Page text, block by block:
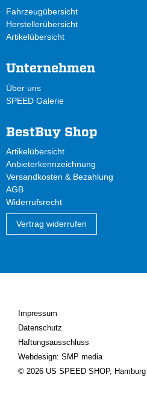
Fahrzeugübersicht
Herstellerübersicht
Artikelübersicht
Unternehmen
Über uns
SPEED Galerie
BestBuy Shop
Artikelübersicht
Anbieterkennzeichnung
Versandkosten & Bezahlung
AGB
Widerrufsrecht
Vertrag widerrufen
Impressum
Datenschutz
Haftungsausschluss
Webdesign: SMP media
© 2026 US SPEED SHOP, Hamburg